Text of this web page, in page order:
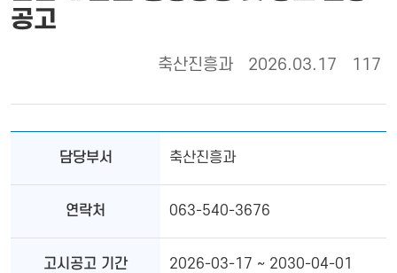
공고
축산진흥과 2026.03.17 117
담당부서 축산진흥과
연락처 063-540-3676
고시공고 기간 2026-03-17 ~ 2030-04-01